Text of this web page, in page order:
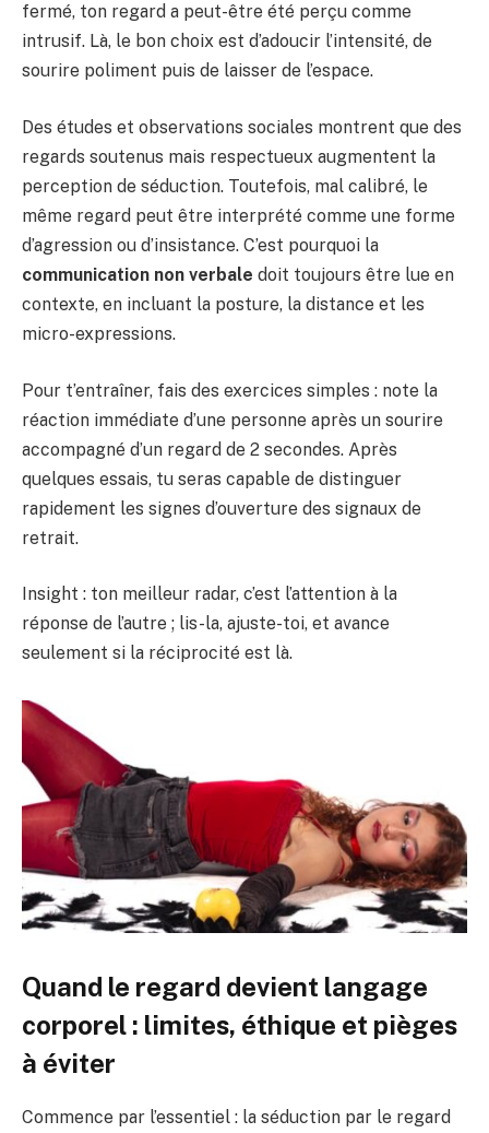
fermé, ton regard a peut-être été perçu comme
intrusif. Là, le bon choix est d’adoucir l’intensité, de
sourire poliment puis de laisser de l’espace.
Des études et observations sociales montrent que des
regards soutenus mais respectueux augmentent la
perception de séduction. Toutefois, mal calibré, le
même regard peut être interprété comme une forme
d’agression ou d’insistance. C’est pourquoi la
communication non verbale doit toujours être lue en
contexte, en incluant la posture, la distance et les
micro-expressions.
Pour t’entraîner, fais des exercices simples : note la
réaction immédiate d’une personne après un sourire
accompagné d’un regard de 2 secondes. Après
quelques essais, tu seras capable de distinguer
rapidement les signes d’ouverture des signaux de
retrait.
Insight : ton meilleur radar, c’est l’attention à la
réponse de l’autre ; lis-la, ajuste-toi, et avance
seulement si la réciprocité est là.
Quand le regard devient langage
corporel : limites, éthique et pièges
à éviter
Commence par l’essentiel : la séduction par le regard